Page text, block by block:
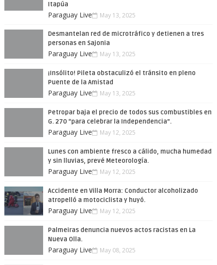
Itapúa
Paraguay Live May 13, 2025
Desmantelan red de microtráfico y detienen a tres
personas en Sajonia
Paraguay Live May 13, 2025
¡Insólito! Pileta obstaculizó el tránsito en pleno
Puente de la Amistad
Paraguay Live May 13, 2025
Petropar baja el precio de todos sus combustibles en
G. 270 “para celebrar la Independencia”.
Paraguay Live May 12, 2025
Lunes con ambiente fresco a cálido, mucha humedad
y sin lluvias, prevé Meteorología.
Paraguay Live May 12, 2025
Accidente en Villa Morra: Conductor alcoholizado
atropelló a motociclista y huyó.
Paraguay Live May 12, 2025
Palmeiras denuncia nuevos actos racistas en La
Nueva Olla.
Paraguay Live May 08, 2025